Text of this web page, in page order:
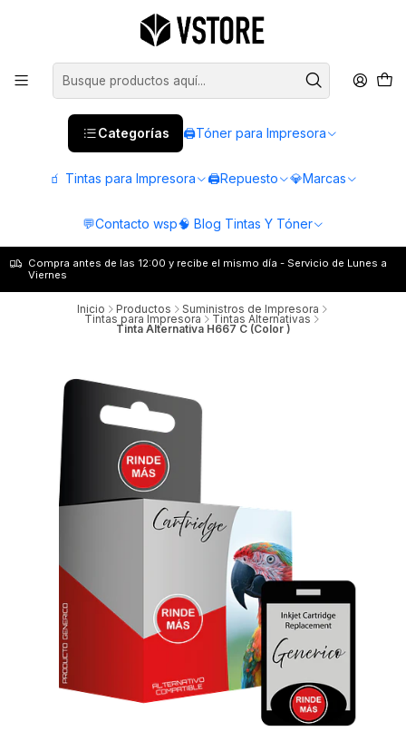
Categorías 🖨️Tóner para Impresora
🧃 Tintas para Impresora 🖨️Repuesto 💎Marcas
💬Contacto wsp🧠 Blog Tintas Y Tóner
Compra antes de las 12:00 y recibe el mismo día - Servicio de Lunes a
Viernes
Inicio Productos Suministros de Impresora
Tintas para Impresora Tintas Alternativas
Tinta Alternativa H667 C (Color )